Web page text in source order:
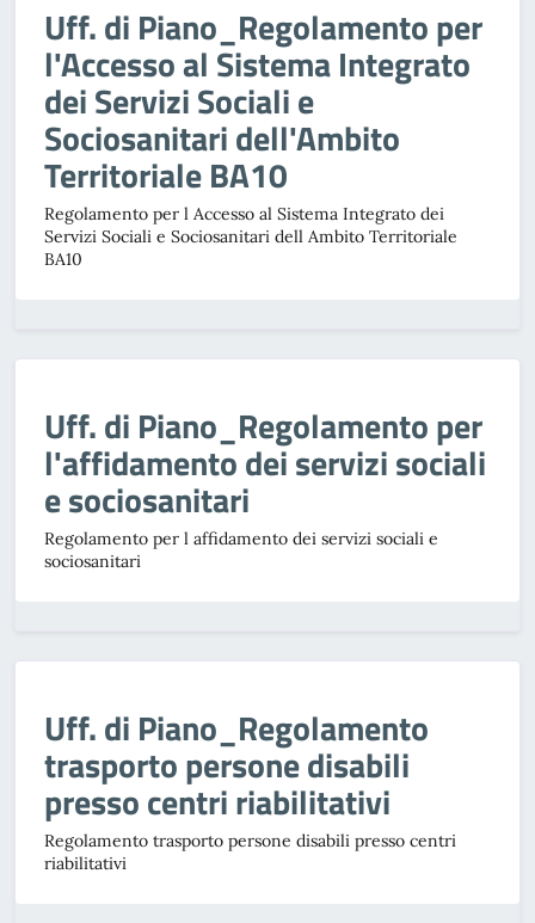
Uff. di Piano_Regolamento per
l'Accesso al Sistema Integrato
dei Servizi Sociali e
Sociosanitari dell'Ambito
Territoriale BA10
Regolamento per l Accesso al Sistema Integrato dei
Servizi Sociali e Sociosanitari dell Ambito Territoriale
BA10
Uff. di Piano_Regolamento per
l'affidamento dei servizi sociali
e sociosanitari
Regolamento per l affidamento dei servizi sociali e
sociosanitari
Uff. di Piano_Regolamento
trasporto persone disabili
presso centri riabilitativi
Regolamento trasporto persone disabili presso centri
riabilitativi